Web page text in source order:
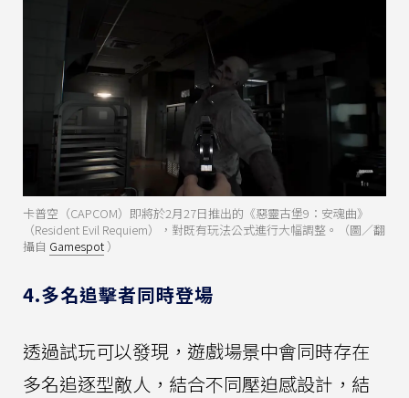
卡普空（CAPCOM）即將於2月27日推出的《惡靈古堡9：安魂曲》
（Resident Evil Requiem），對既有玩法公式進行大幅調整。（圖／翻
攝自 Gamespot ）
4.多名追擊者同時登場
透過試玩可以發現，遊戲場景中會同時存在
多名追逐型敵人，結合不同壓迫感設計，結